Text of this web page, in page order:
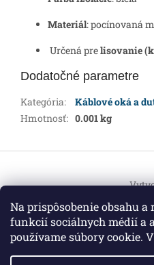
Na prispôsobenie obsahu
funkcií sociálnych médií a
používame súbory cookie.
Materiál: pocínovaná
Určená prelisovanie
Dodatočné parametre
Kategória:
Káblové oká a
Hmotnosť: 0.001 kg
p
Copyright 2026HEMI
Upraviť